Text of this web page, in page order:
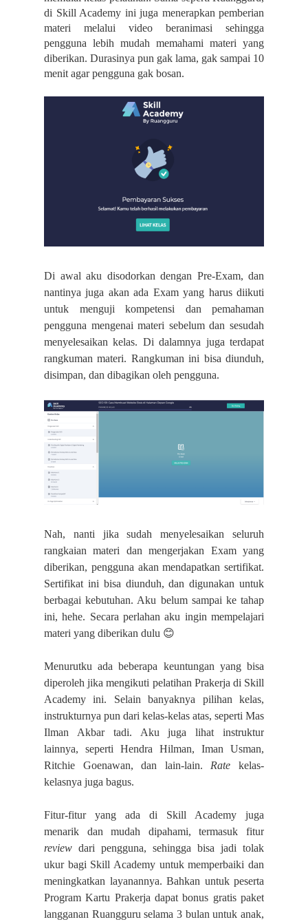
di Skill Academy ini juga menerapkan pemberian
materi melalui video beranimasi sehingga
pengguna lebih mudah memahami materi yang
diberikan. Durasinya pun gak lama, gak sampai 10
menit agar pengguna gak bosan.
Di awal aku disodorkan dengan Pre-Exam, dan
nantinya juga akan ada Exam yang harus diikuti
untuk menguji kompetensi dan pemahaman
pengguna mengenai materi sebelum dan sesudah
menyelesaikan kelas. Di dalamnya juga terdapat
rangkuman materi. Rangkuman ini bisa diunduh,
disimpan, dan dibagikan oleh pengguna.
Nah, nanti jika sudah menyelesaikan seluruh
rangkaian materi dan mengerjakan Exam yang
diberikan, pengguna akan mendapatkan sertifikat.
Sertifikat ini bisa diunduh, dan digunakan untuk
berbagai kebutuhan. Aku belum sampai ke tahap
ini, hehe. Secara perlahan aku ingin mempelajari
materi yang diberikan dulu 😊
Menurutku ada beberapa keuntungan yang bisa
diperoleh jika mengikuti pelatihan Prakerja di Skill
Academy ini. Selain banyaknya pilihan kelas,
instrukturnya pun dari kelas-kelas atas, seperti Mas
Ilman Akbar tadi. Aku juga lihat instruktur
lainnya, seperti Hendra Hilman, Iman Usman,
Ritchie Goenawan, dan lain-lain. Rate kelas-
kelasnya juga bagus.
Fitur-fitur yang ada di Skill Academy juga
menarik dan mudah dipahami, termasuk fitur
review dari pengguna, sehingga bisa jadi tolak
ukur bagi Skill Academy untuk memperbaiki dan
meningkatkan layanannya. Bahkan untuk peserta
Program Kartu Prakerja dapat bonus gratis paket
langganan Ruangguru selama 3 bulan untuk anak,